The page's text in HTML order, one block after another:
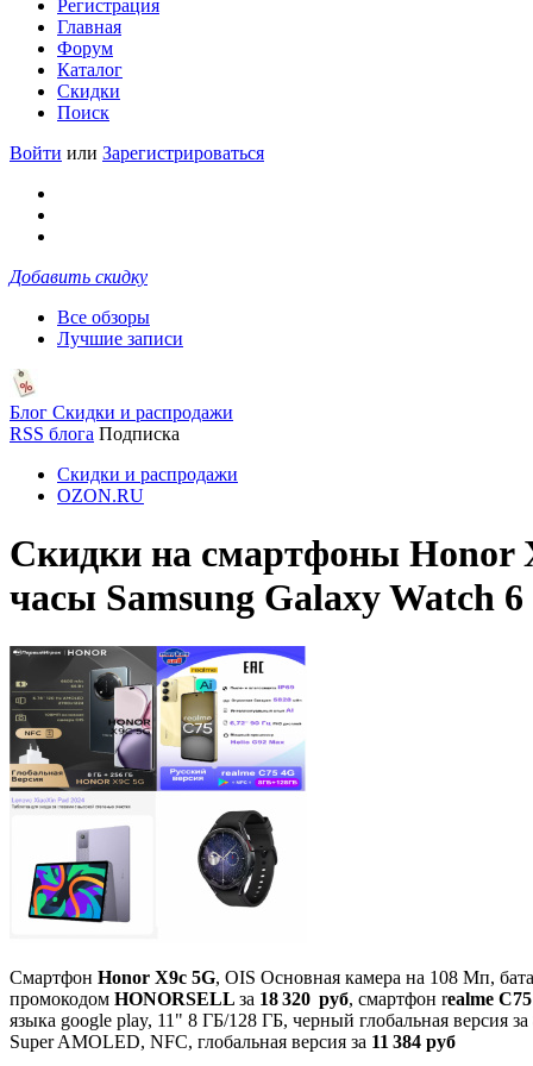
Регистрация
Главная
Форум
Каталог
Скидки
Поиск
Войти или Зарегистрироваться
Добавить скидку
Все обзоры
Лучшие записи
Блог Скидки и распродажи
RSS блога Подписка
Скидки и распродажи
OZON.RU
Скидки на смартфоны Honor
часы Samsung Galaxy Watch 6
Смартфон Honor X9c 5G, OIS Основная камера на 108 Мп,
промокодом HONORSELL за 18 320 руб, смартфон realme
языка google play, 11" 8 ГБ/128 ГБ, черный глобальная версия за
Super AMOLED, NFC, глобальная версия за 11 384 руб